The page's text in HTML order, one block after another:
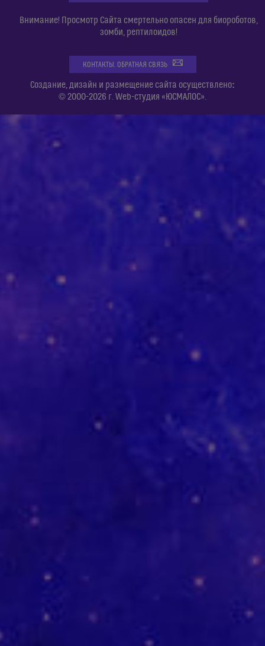
Внимание! Просмотр Сайта смертельно опасен для биороботов,
зомби, рептилоидов!
КОНТАКТЫ. ОБРАТНАЯ СВЯЗЬ
Создание, дизайн и размещение сайта осуществлено:
© 2000-2026 г. Web-студия «ЮСМАЛОС».